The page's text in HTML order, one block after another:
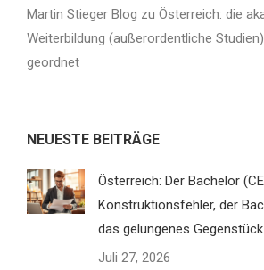
Martin Stieger Blog zu Österreich: die
Weiterbildung (außerordentliche
geordnet
NEUESTE BEITRÄGE
Österreich: Der Bachelor
Konstruktionsfehler, der
das gelungenes Gegenstück
Juli 27, 2026